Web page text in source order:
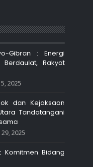
Gibran : Energi
Rakyat
2025
dan Kejaksaan
Tandatangani
29, 2025
Komitmen Bidang